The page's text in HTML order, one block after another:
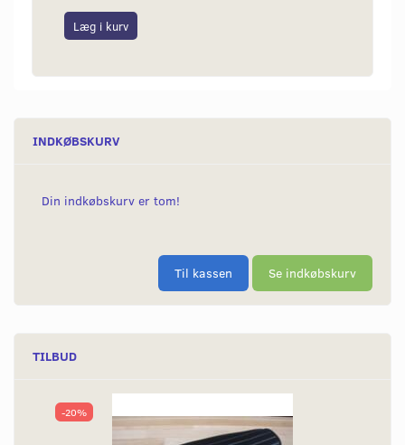
Læg i kurv
INDKØBSKURV
Din indkøbskurv er tom!
Til kassen Se indkøbskurv
TILBUD
-20%